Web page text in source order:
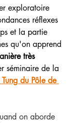
exploratoire
réflexes
et la partie
qu'on apprend
très
séminaire de la
du Pôle de
on aborde